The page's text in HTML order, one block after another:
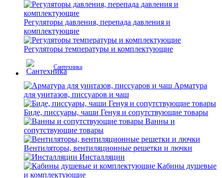
Регуляторы давления, перепада давления и
комплектующие
Регуляторы температуры и комплектующие
Сантехника
Арматура
для унитазов, писсуаров и чаш
Биде, писсуары, чаши Генуя и сопутствующие товары
Ванны и
сопутствующие товары
Вентиляторы, вентиляционные решетки и лючки
Инсталляции
Кабины душевые
и комплектующие